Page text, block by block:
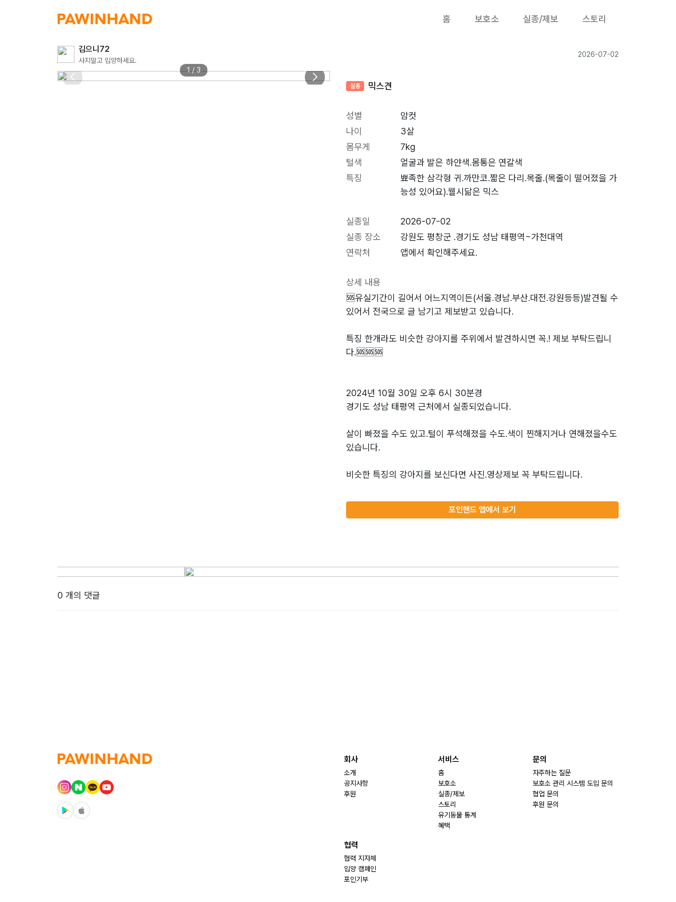
홈 보호소 실종/제보 스토리
김으니72
사지말고 입양하세요.
2026-07-02
1 / 3
실종 믹스견
성별
암컷
나이
3살
몸무게
7kg
털색
얼굴과 발은 하얀색.몸통은 연갈색
특징
뾰족한 삼각형 귀.까만코.짧은 다리.목줄.(목줄이 떨어졌을 가
능성 있어요).웰시닮은 믹스
실종일
2026-07-02
실종 장소
강원도 평창군 .경기도 성남 태평역~가천대역
연락처
앱에서 확인해주세요.
상세 내용
🆘️유실기간이 길어서 어느지역이든(서울.경남.부산.대전.강원등등)발견될 수
있어서 전국으로 글 남기고 제보받고 있습니다.
특징 한개라도 비슷한 강아지를 주위에서 발견하시면 꼭.! 제보 부탁드립니
다.🆘️🆘️🆘️
2024년 10월 30일 오후 6시 30분경
경기도 성남 태평역 근처에서 실종되었습니다.
살이 빠졌을 수도 있고.털이 푸석해졌을 수도.색이 찐해지거나 연해졌을수도
있습니다.
비슷한 특징의 강아지를 보신다면 사진.영상제보 꼭 부탁드립니다.
포인핸드 앱에서 보기
0 개의 댓글
회사
소개
공지사항
후원
서비스
홈
보호소
실종/제보
스토리
유기동물 통계
혜택
문의
자주하는 질문
보호소 관리 시스템 도입 문의
협업 문의
후원 문의
협력
협력 지자체
입양 캠페인
포인기부